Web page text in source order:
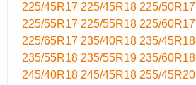
225/45R17 225/45R18 225/50R17
225/55R17 225/55R18 225/60R17
225/65R17 235/40R18 235/45R18
235/55R18 235/55R19 235/60R18
245/40R18 245/45R18 255/45R20